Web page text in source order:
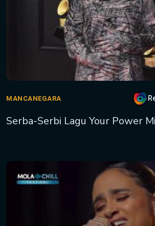
MANCANEGARA
Serba-Serbi Lagu Your Power